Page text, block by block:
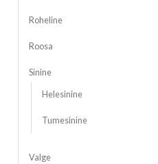
Roheline
Roosa
Sinine
Helesinine
Tumesinine
Valge